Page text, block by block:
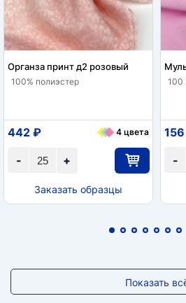
Органза принт д2 розовый
100% полиэстер
+
-
442 ₽ 4 цвета
Заказать образцы
100
-
Показать